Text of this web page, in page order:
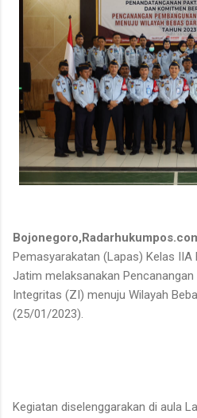
Pemasyarakatan (Lapas) Kelas
Jatim melaksanakan
Integritas (ZI) menuju Wilayah
(25/01/2023).
Kegiatan diselenggarakan di aula